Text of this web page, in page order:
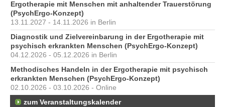
Ergotherapie mit Menschen mit anhaltender Trauerstörung
(PsychErgo-Konzept)
13.11.2027 - 14.11.2026 in Berlin
Diagnostik und Zielvereinbarung in der Ergotherapie mit
psychisch erkrankten Menschen (PsychErgo-Konzept)
04.12.2026 - 05.12.2026 in Berlin
Methodisches Handeln in der Ergotherapie mit psychisch
erkrankten Menschen (PsychErgo-Konzept)
02.10.2026 - 03.10.2026 - Online
zum Veranstaltungskalender